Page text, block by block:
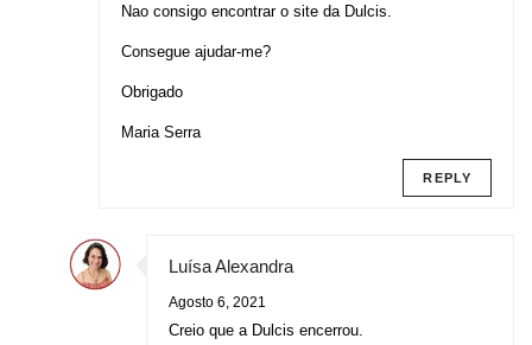
Nao consigo encontrar o site da Dulcis.
Consegue ajudar-me?
Obrigado
Maria Serra
REPLY
Luísa Alexandra
Agosto 6, 2021
Creio que a Dulcis encerrou.